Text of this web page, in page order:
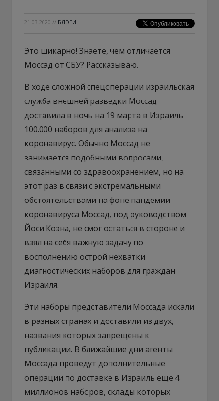
21.03.2020 // БЛОГИ
Это шикарно! Знаете, чем отличается
Моссад от СБУ? Рассказываю.
В ходе сложной спецоперации израильская
служба внешней разведки Моссад
доставила в ночь на 19 марта в Израиль
100.000 наборов для анализа на
коронавирус. Обычно Моссад не
занимается подобными вопросами,
связанными со здравоохранением, но на
этот раз в связи с экстремальными
обстоятельствами на фоне пандемии
коронавируса Моссад, под руководством
Йоси Коэна, не смог остаться в стороне и
взял на себя важную задачу по
восполнению острой нехватки
диагностических наборов для граждан
Израиля.
Эти наборы представители Моссада искали
в разных странах и доставили из двух,
названия которых запрещены к
публикации. В ближайшие дни агенты
Моссада проведут дополнительные
операции по доставке в Израиль еще 4
миллионов наборов, склады которых